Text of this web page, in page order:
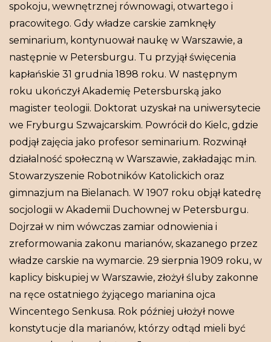
spokoju, wewnętrznej równowagi, otwartego i
pracowitego. Gdy władze carskie zamknęły
seminarium, kontynuował naukę w Warszawie, a
następnie w Petersburgu. Tu przyjął święcenia
kapłańskie 31 grudnia 1898 roku. W następnym
roku ukończył Akademię Petersburską jako
magister teologii. Doktorat uzyskał na uniwersytecie
we Fryburgu Szwajcarskim. Powrócił do Kielc, gdzie
podjął zajęcia jako profesor seminarium. Rozwinął
działalność społeczną w Warszawie, zakładając m.in.
Stowarzyszenie Robotników Katolickich oraz
gimnazjum na Bielanach. W 1907 roku objął katedrę
socjologii w Akademii Duchownej w Petersburgu.
Dojrzał w nim wówczas zamiar odnowienia i
zreformowania zakonu marianów, skazanego przez
władze carskie na wymarcie. 29 sierpnia 1909 roku, w
kaplicy biskupiej w Warszawie, złożył śluby zakonne
na ręce ostatniego żyjącego marianina ojca
Wincentego Senkusa. Rok później ułożył nowe
konstytucje dla marianów, którzy odtąd mieli być